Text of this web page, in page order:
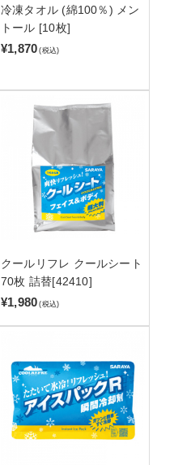
冷凍タオル (綿100％) メン
トール [10枚]
¥1,870 (税込)
クールリフレ クールシート
70枚 詰替[42410]
¥1,980 (税込)